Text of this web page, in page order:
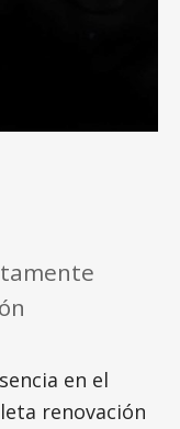
en el
renovación